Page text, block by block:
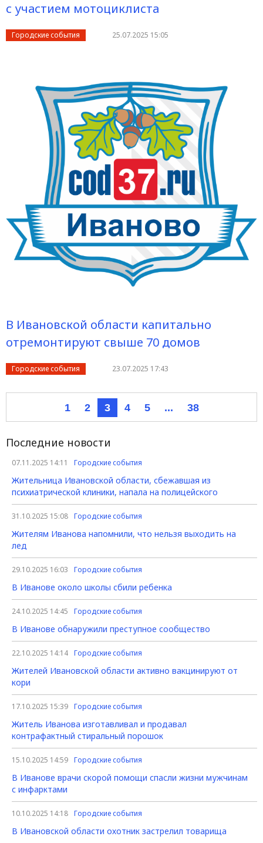
с участием мотоциклиста
Городские события 25.07.2025 15:05
В Ивановской области капитально
отремонтируют свыше 70 домов
Городские события 23.07.2025 17:43
1 2 3 4 5 ... 38
Последние новости
07.11.2025 14:11 Городские события
Жительница Ивановской области, сбежавшая из
психиатрической клиники, напала на полицейского
31.10.2025 15:08 Городские события
Жителям Иванова напомнили, что нельзя выходить на
лед
29.10.2025 16:03 Городские события
В Иванове около школы сбили ребенка
24.10.2025 14:45 Городские события
В Иванове обнаружили преступное сообщество
22.10.2025 14:14 Городские события
Жителей Ивановской области активно вакцинируют от
кори
17.10.2025 15:39 Городские события
Житель Иванова изготавливал и продавал
контрафактный стиральный порошок
15.10.2025 14:59 Городские события
В Иванове врачи скорой помощи спасли жизни мужчинам
с инфарктами
10.10.2025 14:18 Городские события
В Ивановской области охотник застрелил товарища